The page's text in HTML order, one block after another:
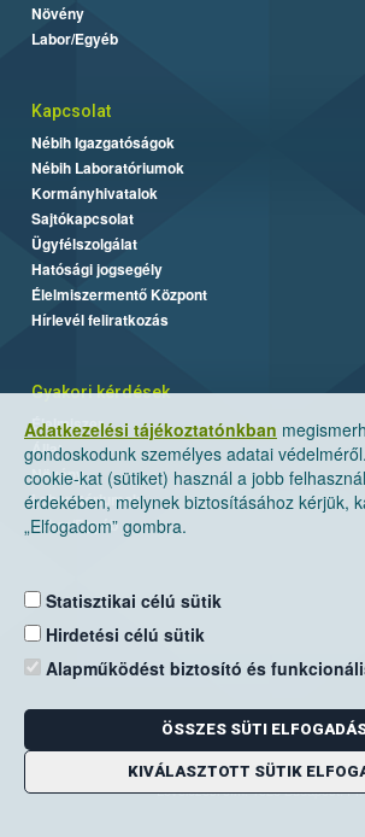
Adatkezelési tájékoztatónkban
gondoskodunk személyes adatai
cookie-kat (sütiket) használ a jobb
érdekében, melynek biztosításához kérjük,
„Elfogadom” gombra.
Statisztikai célú sütik
Hirdetési célú sütik
Alapműködést biztosító és
ÖSSZES SÜTI
KIVÁLASZTOTT SÜTIK
Növény
Labor/Egyéb
Kapcsolat
Nébih Igazgatóságok
Nébih Laboratóriumok
Kormányhivatalok
Sajtókapcsolat
Ügyfélszolgálat
Hatósági jogsegély
Élelmiszermentő Központ
Hírlevél feliratkozás
Gyakori kérdések
Élelmiszer
Állat
Növény
Laboratóriumok
Labor/Egyéb
Cím: 1024 Budapest, Keleti Károly
Levelezési cím: 1525 Budapest. Pf.